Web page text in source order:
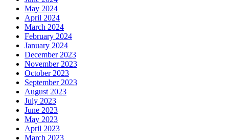
May 2024
April 2024
March 2024
February 2024
January 2024
December 2023
November 2023
October 2023
September 2023
August 2023
July 2023
June 2023
May 2023
April 2023
March 2023